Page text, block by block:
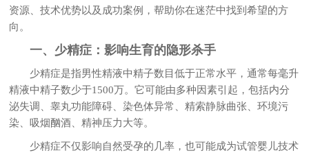
资源、技术优势以及成功案例，帮助你在迷茫中找到希望的方
向。
一、少精症：影响生育的隐形杀手
少精症是指男性精液中精子数目低于正常水平，通常每毫升
精液中精子数少于1500万。它可能由多种因素引起，包括内分
泌失调、睾丸功能障碍、染色体异常、精索静脉曲张、环境污
染、吸烟酗酒、精神压力大等。
少精症不仅影响自然受孕的几率，也可能成为试管婴儿技术